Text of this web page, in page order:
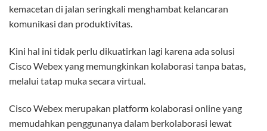
kemacetan di jalan seringkali menghambat kelancaran
komunikasi dan produktivitas.
Kini hal ini tidak perlu dikuatirkan lagi karena ada solusi
Cisco Webex yang memungkinkan kolaborasi tanpa batas,
melalui tatap muka secara virtual.
Cisco Webex merupakan platform kolaborasi online yang
memudahkan penggunanya dalam berkolaborasi lewat